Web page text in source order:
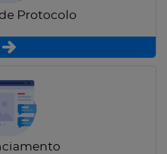
Protocolo